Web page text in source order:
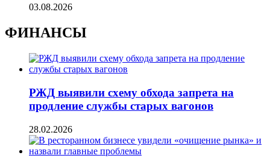
03.08.2026
ФИНАНСЫ
РЖД выявили схему обхода запрета на
продление службы старых вагонов
28.02.2026